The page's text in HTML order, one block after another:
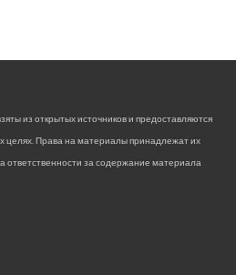
из открытых источников и предоставляются
целях. Права на материалы принадлежат их
ответственности за содержание материала